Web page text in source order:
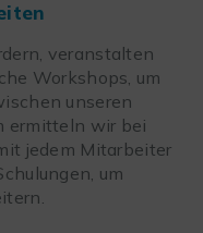
veranstalten
Workshops, um
unseren
ermitteln wir bei
jedem Mitarbeiter
um